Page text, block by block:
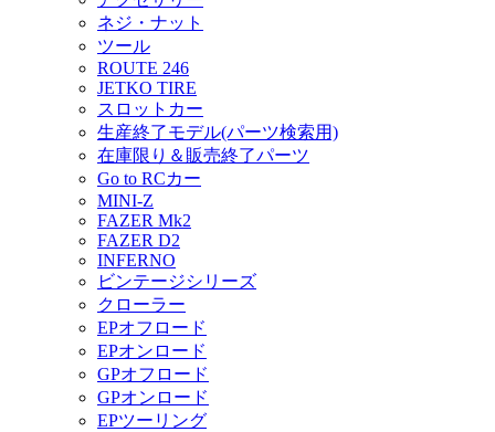
ネジ・ナット
ツール
ROUTE 246
JETKO TIRE
スロットカー
生産終了モデル(パーツ検索用)
在庫限り＆販売終了パーツ
Go to RCカー
MINI-Z
FAZER Mk2
FAZER D2
INFERNO
ビンテージシリーズ
クローラー
EPオフロード
EPオンロード
GPオフロード
GPオンロード
EPツーリング